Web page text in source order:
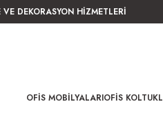
VE DEKORASYON HİZMETLERİ
OFIS MOBILYALARIOFIS